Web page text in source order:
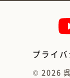
プライ
© 2026